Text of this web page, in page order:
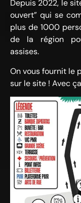
Depuis 2022, le
ouvert” qui se
plus de 1000
de la région
assises.
On vous fournit le
sur le site ! Avec